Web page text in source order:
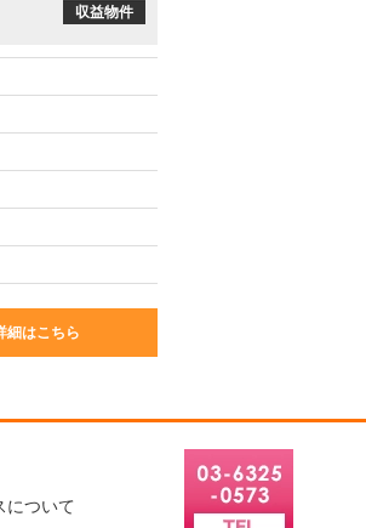
収益物件
細はこちら
について